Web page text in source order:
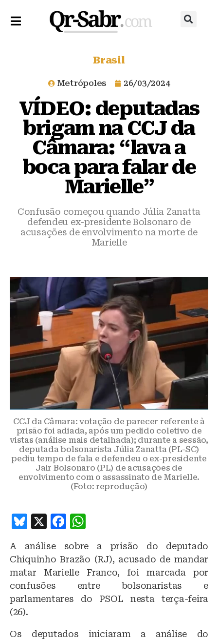
Brasil
Metrópoles 26/03/2024
VÍDEO: deputadas
brigam na CCJ da
Câmara: “lava a
boca para falar de
Marielle”
Confusão começou quando Júlia Zanatta
defendeu ex-presidente Bolsonaro de
acusações de envolvimento na morte de
Marielle
CCJ da Câmara: votação de parecer referente à
prisão foi adiada, após um pedido coletivo de
vistas (análise mais detalhada); durante a sessão,
deputada bolsonarista Júlia Zanatta (PL-SC)
pediu tempo de fala e defendeu o ex-presidente
Jair Bolsonaro (PL) de acusações de
envolvimento com o assassinato de Marielle.
(Foto: reprodução)
B
lu
e
s
k
y
X
F
c
e
o
k
at
s
A
p
A análise sobre a prisão do deputado
Chiquinho Brazão (RJ), acusado de mandar
matar Marielle Franco, foi marcada por
confusões entre bolsonaristas e
parlamentares do PSOL nesta terça-feira
(26).
Os deputados iniciaram a análise do